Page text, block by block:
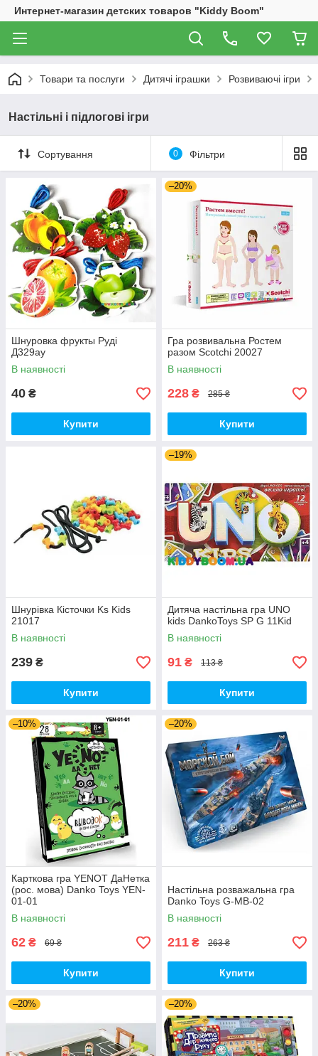
Интернет-магазин детских товаров "Kiddy Boom"
Товари та послуги Дитячі іграшки Розвиваючі ігри
Настільні і підлогові ігри
Сортування 0 Фільтри
Шнуровка фрукты Руді
Д329ау
В наявності
40 ₴
Купити
–20%
Гра розвивальна Ростем
разом Scotchi 20027
В наявності
228 ₴ 285 ₴
Купити
Шнурівка Кісточки Ks Kids
21017
В наявності
239 ₴
Купити
–19%
Дитяча настільна гра UNO
kids DankoToys SP G 11Kid
В наявності
91 ₴ 113 ₴
Купити
–10%
Карткова гра YENOT ДаНетка
(рос. мова) Danko Toys YEN-
01-01
В наявності
62 ₴ 69 ₴
Купити
–20%
Настільна розважальна гра
Danko Toys G-MB-02
В наявності
211 ₴ 263 ₴
Купити
–20% –20%